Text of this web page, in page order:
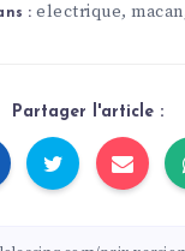
: electrique,macan
Partager l'article :